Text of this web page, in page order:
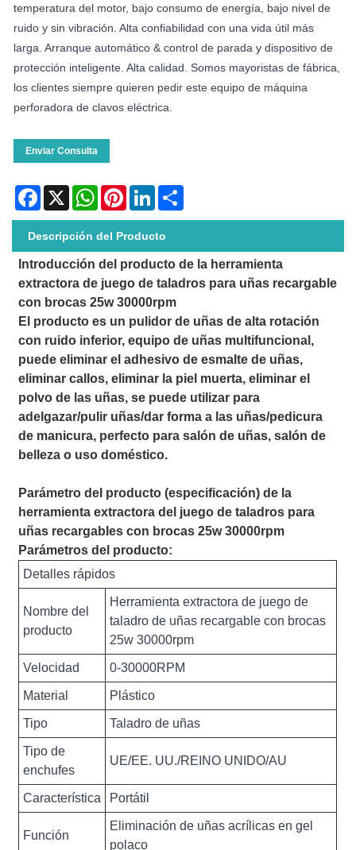
temperatura del motor, bajo consumo de energía, bajo nivel de
ruido y sin vibración. Alta confiabilidad con una vida útil más
larga. Arranque automático & control de parada y dispositivo de
protección inteligente. Alta calidad. Somos mayoristas de fábrica,
los clientes siempre quieren pedir este equipo de máquina
perforadora de clavos eléctrica.
Enviar Consulta
Facebook
X WhatsAppPinterestLinkedIn
Descripción del Producto
Introducción del producto de la herramienta
extractora de juego de taladros para uñas recargable
con brocas 25w 30000rpm
El producto es un pulidor de uñas de alta rotación
con ruido inferior, equipo de uñas multifuncional,
puede eliminar el adhesivo de esmalte de uñas,
eliminar callos, eliminar la piel muerta, eliminar el
polvo de las uñas, se puede utilizar para
adelgazar/pulir uñas/dar forma a las uñas/pedicura
de manicura, perfecto para salón de uñas, salón de
belleza o uso doméstico.
Parámetro del producto (especificación) de la
herramienta extractora del juego de taladros para
uñas recargables con brocas 25w 30000rpm
Parámetros del producto:
Detalles rápidos
Nombre del
producto
Herramienta extractora de juego de
taladro de uñas recargable con brocas
25w 30000rpm
Velocidad 0-30000RPM
Material Plástico
Tipo Taladro de uñas
Tipo de
enchufes
UE/EE. UU./REINO UNIDO/AU
Característica Portátil
Función
Eliminación de uñas acrílicas en gel
polaco